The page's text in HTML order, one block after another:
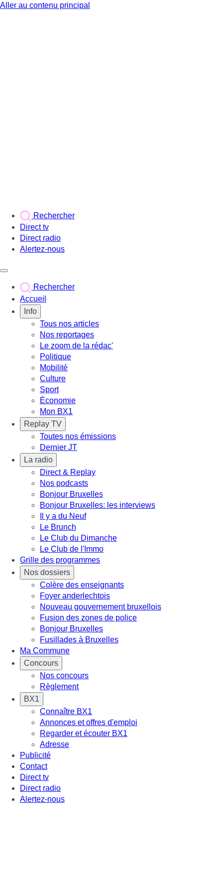
Aller au contenu principal
Rechercher
Direct tv
Direct radio
Alertez-nous
Rechercher
Accueil
Info
Tous nos articles
Nos reportages
Le zoom de la rédac'
Politique
Mobilité
Culture
Sport
Économie
Mon BX1
Replay TV
Toutes nos émissions
Dernier JT
La radio
Direct & Replay
Nos podcasts
Bonjour Bruxelles
Bonjour Bruxelles: les interviews
Il y a du Neuf
Le Brunch
Le Club du Dimanche
Le Club de l'Immo
Grille des programmes
Nos dossiers
Colère des enseignants
Foyer anderlechtois
Nouveau gouvernement bruxellois
Fusion des zones de police
Bonjour Bruxelles
Fusillades à Bruxelles
Ma Commune
Concours
Nos concours
Règlement
BX1
Connaître BX1
Annonces et offres d'emploi
Regarder et écouter BX1
Adresse
Publicité
Contact
Direct tv
Direct radio
Alertez-nous